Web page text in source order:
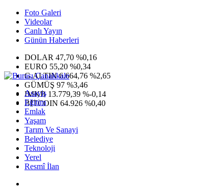
Foto Galeri
Videolar
Canlı Yayın
Günün Haberleri
DOLAR 47,70 %0,16
EURO 55,20 %0,34
G.ALTIN6.664,76 %2,65
GÜMÜŞ 97 %3,46
IMKB 13.779,39 %-0,14
BITCOIN 64.926 %0,40
Asayiş
Eğitim
Emlak
Yaşam
Tarım Ve Sanayi
Belediye
Teknoloji
Yerel
Resmî İlan